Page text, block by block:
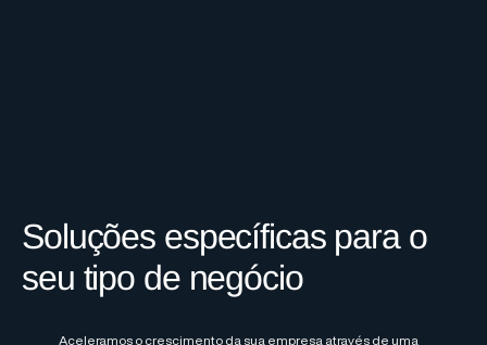
Soluções específicas para o
seu tipo de negócio
Aceleramos o crescimento da sua empresa através de uma